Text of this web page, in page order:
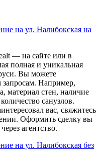
на ул. Налибокская на
— на сайте или в
полная и уникальная
Вы можете
запросам. Например,
материал стен, наличие
санузлов.
вас, свяжитесь
Оформить сделку вы
агентство.
на ул. Налибокская без